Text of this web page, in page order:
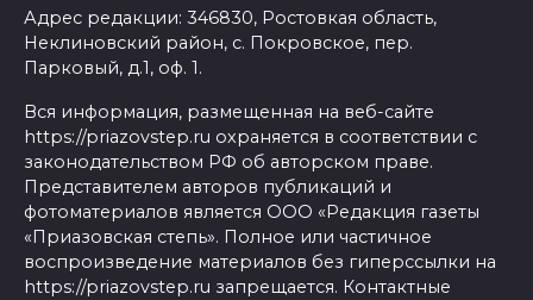
Адрес редакции: 346830, Ростовкая область,
Неклиновский район, с. Покровское, пер.
Парковый, д.1, оф. 1.
Вся информация, размещенная на веб-сайте
https://priazovstep.ru охраняется в соответствии с
законодательством РФ об авторском праве.
Представителем авторов публикаций и
фотоматериалов является ООО «Редакция газеты
«Приазовская степь». Полное или частичное
воспроизведение материалов без гиперссылки на
https://priazovstep.ru запрещается. Контактные